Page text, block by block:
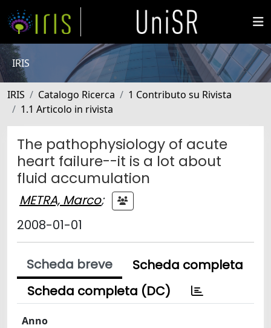
IRIS
IRIS Catalogo Ricerca
1 Contributo su Rivista
1.1 Articolo in rivista
The pathophysiology of acute
heart failure--it is a lot about
fluid accumulation
METRA, Marco;
2008-01-01
Scheda breve
Scheda completa
Scheda completa (DC)
Anno